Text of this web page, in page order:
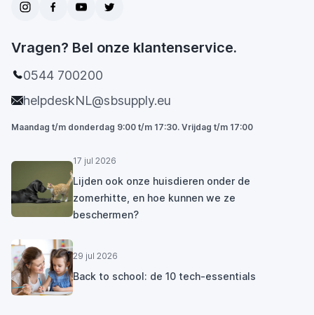
Vragen? Bel onze klantenservice.
0544 700200
helpdeskNL@sbsupply.eu
Maandag t/m donderdag 9:00 t/m 17:30. Vrijdag t/m 17:00
17 jul 2026
Lijden ook onze huisdieren onder de
zomerhitte, en hoe kunnen we ze
beschermen?
29 jul 2026
Back to school: de 10 tech-essentials